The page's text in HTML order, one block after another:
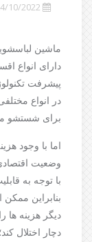
10/2022
ماشین
دارای انواع
پیشرفت
در انواع
برای شستشو
اما با وجود
وضعیت
با توجه به
بنابراین
دیگر هزینه ها
دچار اختلال